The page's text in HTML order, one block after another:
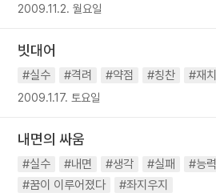
2009.11.2. 월요일
빗대어
#실수 #격려 #약점 #칭찬 #재치
2009.1.17. 토요일
내면의 싸움
#실수 #내면 #생각 #실패 #능력
#꿈이 이루어졌다
#좌지우지